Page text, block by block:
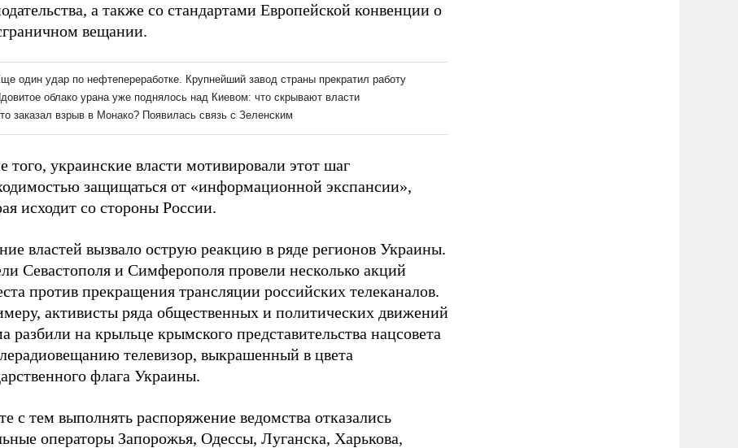
а также со стандартами Европейской конвенции о
вещании.
того, украинские власти мотивировали этот шаг
защищаться от «информационной экспансии»,
исходит со стороны России.
властей вызвало острую реакцию в ряде регионов Украины.
Севастополя и Симферополя провели несколько акций
против прекращения трансляции российских телеканалов.
активисты ряда общественных и политических движений
разбили на крыльце крымского представительства нацсовета
телевизор, выкрашенный в цвета
флага Украины.
с тем выполнять распоряжение ведомства отказались
операторы Запорожья, Одессы, Луганска, Харькова,